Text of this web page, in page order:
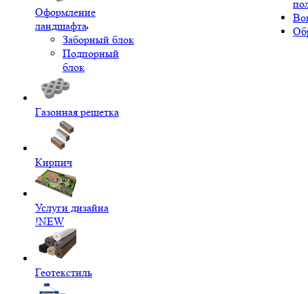
Оформление
ландшафта
Заборный блок
Подпорный
блок
Газонная решетка
Кирпич
Услуги дизайна
!NEW
Геотекстиль